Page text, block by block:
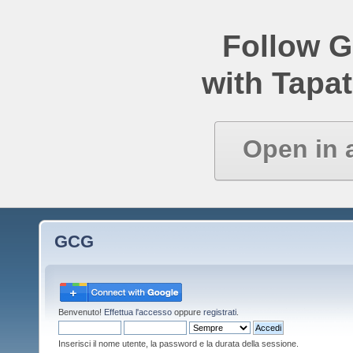
Follow
with
Open in
GCG
Benvenuto! Effettua l'accesso oppure registrati
Inserisci il nome utente, la password e la durata della sessione.